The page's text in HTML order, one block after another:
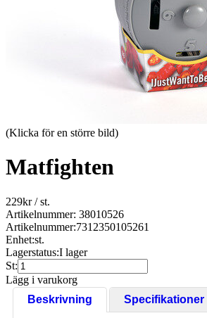
(Klicka för en större bild)
Matfighten
229kr/ st.
Artikelnummer: 38010526
Artikelnummer:7312350105261
Enhet:st.
Lagerstatus:I lager
St:
Lägg i varukorg
Beskrivning
Specifikationer